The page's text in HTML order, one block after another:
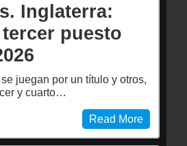
Inglaterra:
puesto
juegan por un título y otros,
y cuarto…
Read More